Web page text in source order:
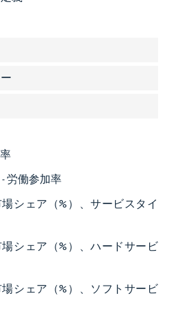
労働参加率
シェア（%）、サービスタイ
場シェア（%）、ハードサービ
場シェア（%）、ソフトサービ